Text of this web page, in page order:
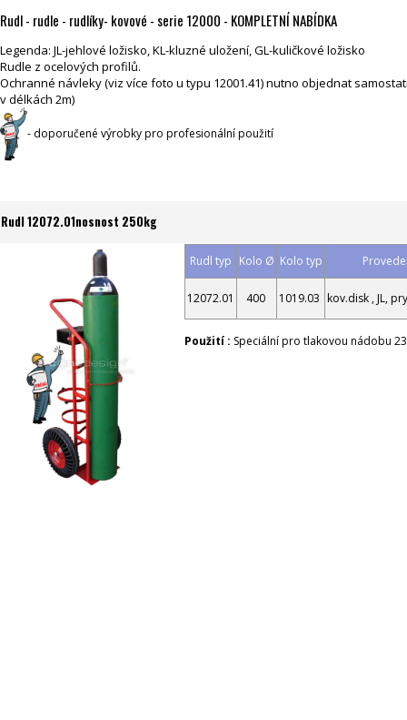
Rudl - rudle - rudlíky- kovové - serie 12000 - KOMPLETNÍ NABÍDKA
Legenda: JL-jehlové ložisko, KL-kluzné uložení, GL-kuličkové ložisko
Rudle z ocelových profilů.
Ochranné návleky (viz více foto u typu 12001.41) nutno objednat
v délkách 2m)
- doporučené výrobky pro profesionální použití
Rudl 12072.01nosnost 250kg
Rudl typ Kolo Ø Kolo typ
12072.01 400 1019.03 kov.disk , JL,
Použití : Speciální pro tlakovou nádobu